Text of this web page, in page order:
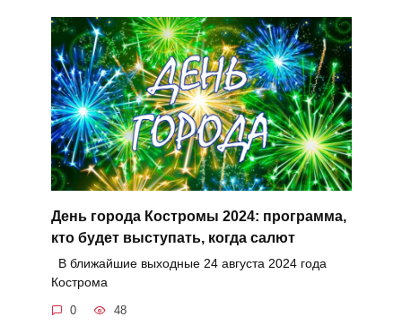
День города Костромы 2024: программа,
кто будет выступать, когда салют
В ближайшие выходные 24 августа 2024 года
Кострома
0 48